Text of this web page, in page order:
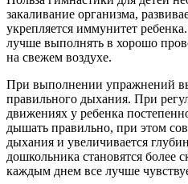
закаливание организма,
укрепляется иммунитет
лучше выполнять в хорошо
на свежем воздухе.
При выполнении упражнений
правильного дыхания. При
движениях у ребенка
дышать правильно, при этом
дыхания и увеличивается
дошкольника становятся более
каждым днем все лучше